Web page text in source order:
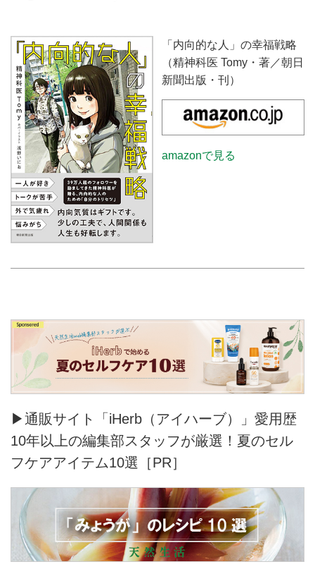
「内向的な人」の幸福戦略
（精神科医 Tomy・著／朝日
新聞出版・刊）
amazonで見る
▶通販サイト「iHerb（アイハーブ）」愛用歴
10年以上の編集部スタッフが厳選！夏のセル
フケアアイテム10選［PR］